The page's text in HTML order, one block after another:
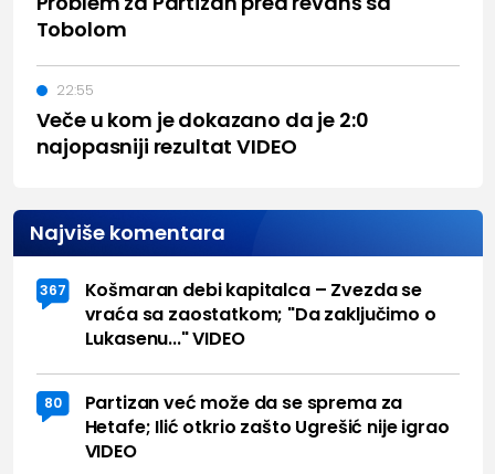
Tobolom
Veče u kom je dokazano da je 2:0
najopasniji rezultat VIDEO
22:55
Najviše komentara
367
Košmaran debi kapitalca – Zvezda se
vraća sa zaostatkom; "Da zaključimo o
Lukasenu..." VIDEO
80
Partizan već može da se sprema za
Hetafe; Ilić otkrio zašto Ugrešić nije igrao
VIDEO